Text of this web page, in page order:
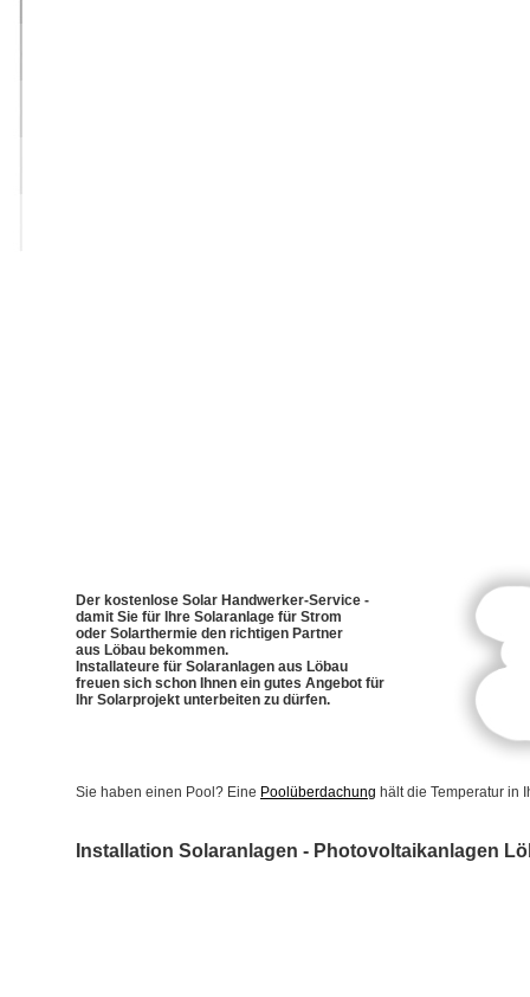
Der kostenlose Solar Handwerker-Service -
damit Sie für Ihre Solaranlage für Strom
oder Solarthermie den richtigen Partner
aus Löbau bekommen.
Installateure für Solaranlagen aus Löbau
freuen sich schon Ihnen ein gutes Angebot für
Ihr Solarprojekt unterbeiten zu dürfen.
Sie haben einen Pool? Eine Poolüberdachung hält die Temperatur in
Installation Solaranlagen - Photovoltaikanlagen